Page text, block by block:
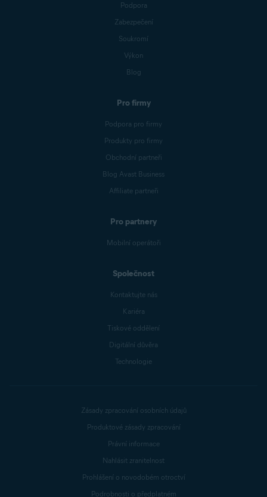
Podpora
Zabezpečení
Soukromí
Výkon
Blog
Pro firmy
Podpora pro firmy
Produkty pro firmy
Obchodní partneři
Blog Avast Business
Affiliate partneři
Pro partnery
Mobilní operátoři
Společnost
Kontaktujte nás
Kariéra
Tiskové oddělení
Digitální důvěra
Technologie
Zásady zpracování osobních údajů
Produktové zásady zpracování
Právní informace
Nahlásit zranitelnost
Prohlášení o novodobém otroctví
Podrobnosti o předplatném